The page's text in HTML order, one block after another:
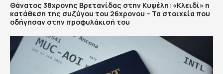
Θάνατος 38χρονης Βρετανίδας στην Κυψέλη: «Κλειδί» η
κατάθεση της συζύγου του 26χρονου – Τα στοιχεία που
οδήγησαν στην προφυλάκισή του